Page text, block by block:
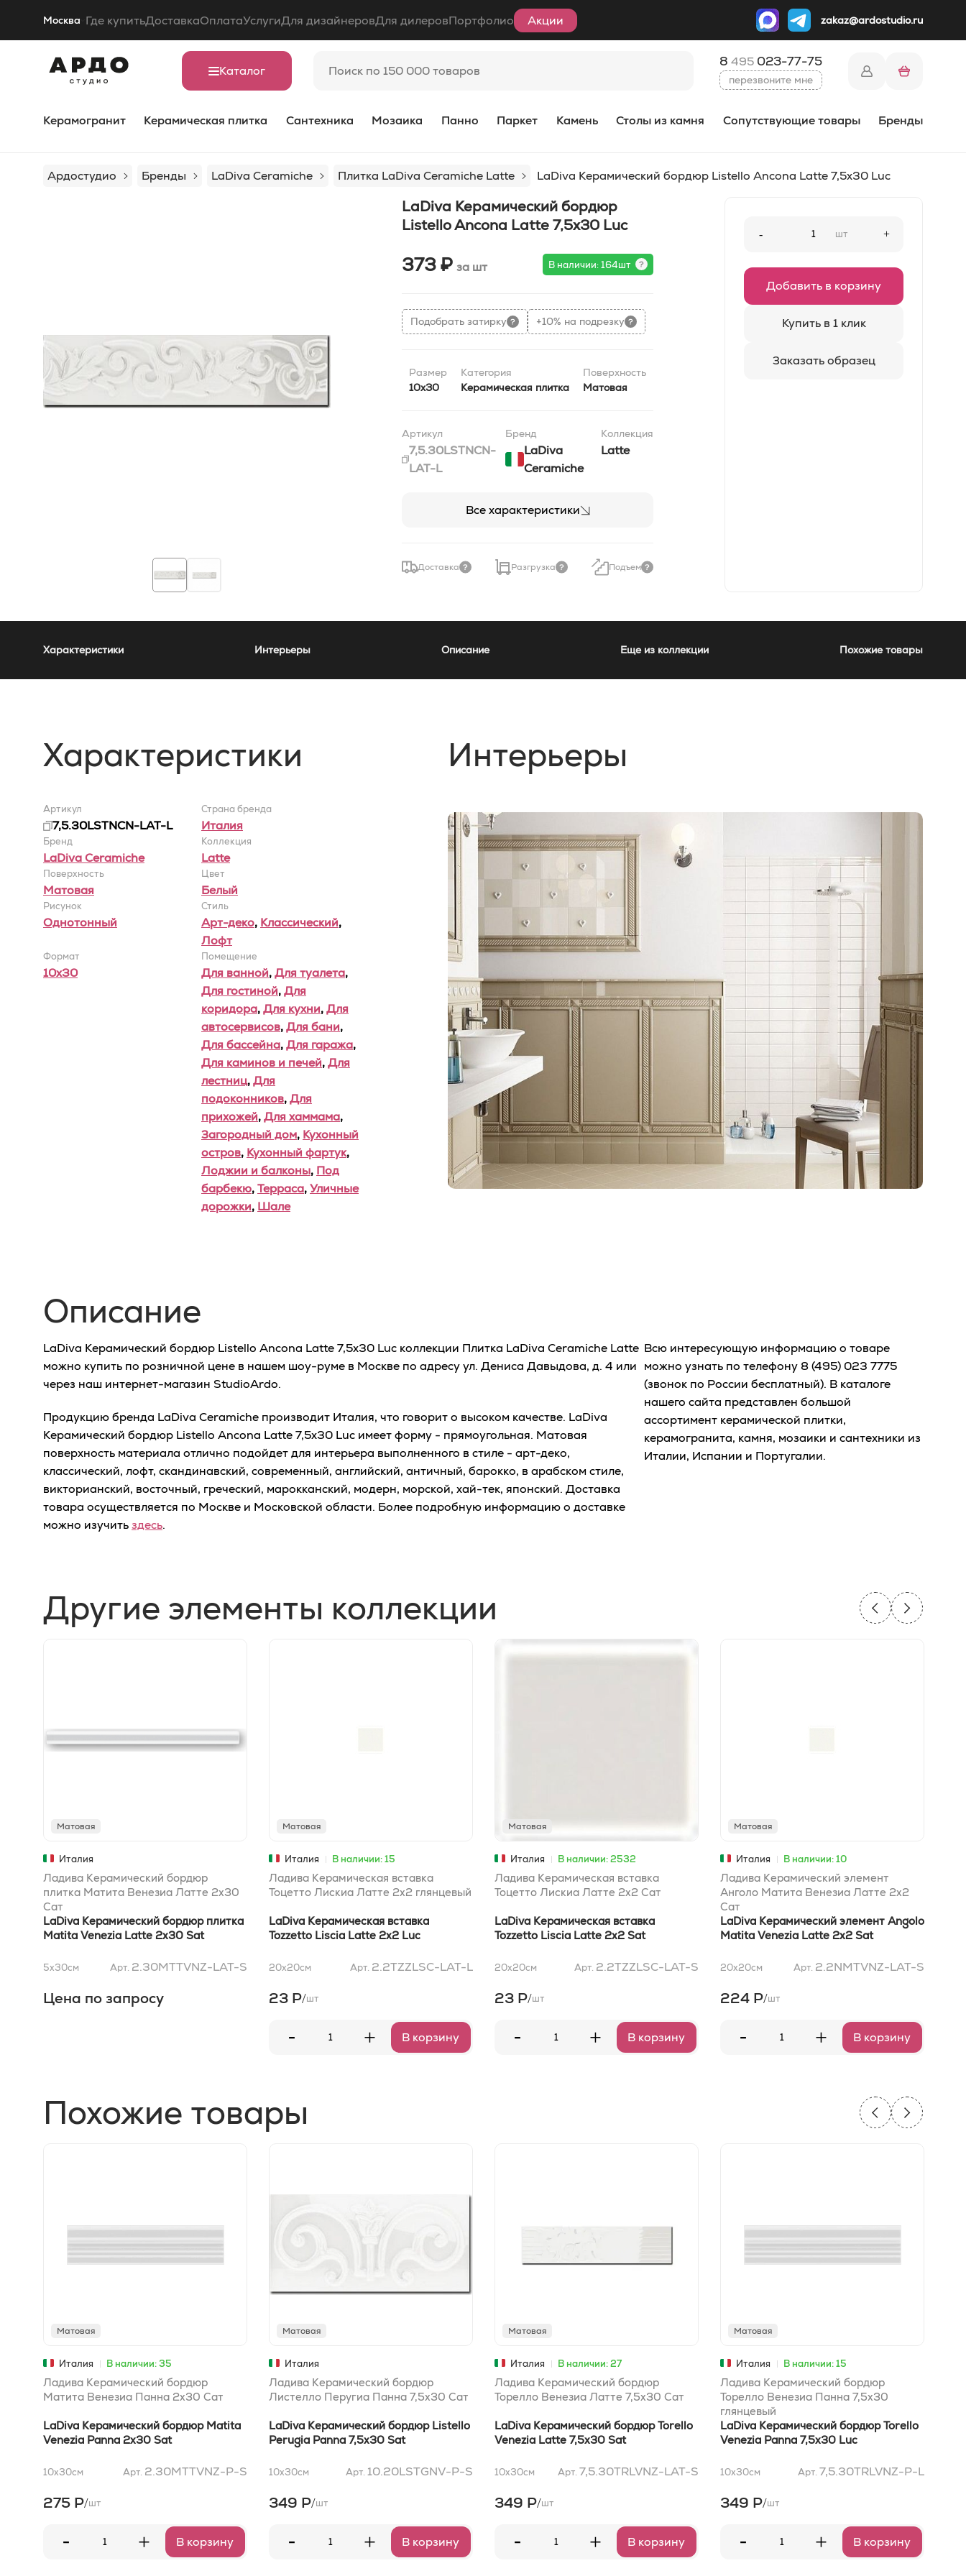
Москва Где купитьДоставкаОплатаУслугиДля дизайнеровДля дилеровПортфолио Акции zakaz@ardostudio.ru
Каталог
8 495 023-77-75
перезвоните мне
Керамогранит Керамическая плитка Сантехника Мозаика Панно Паркет Камень Столы из камня Сопутствующие товары Бренды
Ардостудио Бренды LaDiva Сeramiche Плитка LaDiva Сeramiche Latte LaDiva Керамический бордюр Listello Ancona Latte 7,5x30 Luc
LaDiva Керамический бордюр
Listello Ancona Latte 7,5x30 Luc
373 ₽ за шт В наличии: 164шт
Подобрать затирку +10% на подрезку
Размер
10x30
Категория
Керамическая плитка
Поверхность
Матовая
Артикул
7,5.30LSTNCN-
LAT-L
Бренд
LaDiva
Сeramiche
Коллекция
Latte
Все характеристики
Доставка Разгрузка Подъем
- шт +
Добавить в корзину
Купить в 1 клик
Заказать образец
Характеристики Интерьеры Описание Еще из коллекции Похожие товары
Характеристики
Артикул
7,5.30LSTNCN-LAT-L
Страна бренда
Италия
Бренд
LaDiva Сeramiche
Коллекция
Latte
Поверхность
Матовая
Цвет
Белый
Рисунок
Однотонный
Стиль
Арт-деко, Классический,
Лофт
Формат
10x30
Помещение
Для ванной,Для туалета,
Для гостиной,Для
коридора,Для кухни,Для
автосервисов,Для бани,
Для бассейна,Для гаража,
Для каминов и печей,Для
лестниц,Для
подоконников,Для
прихожей,Для хаммама,
Загородный дом, Кухонный
остров, Кухонный фартук,
Лоджии и балконы, Под
барбекю,Терраса,Уличные
дорожки, Шале
Интерьеры
Описание
LaDiva Керамический бордюр Listello Ancona Latte 7,5x30 Luc коллекции Плитка LaDiva Сeramiche Latte
можно купить по розничной цене в нашем шоу-руме в Москве по адресу ул. Дениса Давыдова, д. 4 или
через наш интернет-магазин StudioArdo.
Продукцию бренда LaDiva Сeramiche производит Италия, что говорит о высоком качестве. LaDiva
Керамический бордюр Listello Ancona Latte 7,5x30 Luc имеет форму - прямоугольная. Матовая
поверхность материала отлично подойдет для интерьера выполненного в стиле - арт-деко,
классический, лофт, скандинавский, современный, английский, античный, барокко, в арабском стиле,
викторианский, восточный, греческий, марокканский, модерн, морской, хай-тек, японский. Доставка
товара осуществляется по Москве и Московской области. Более подробную информацию о доставке
можно изучитьздесь.
Всю интересующую информацию о товаре
можно узнать по телефону 8 (495) 023 7775
(звонок по России бесплатный). В каталоге
нашего сайта представлен большой
ассортимент керамической плитки,
керамогранита, камня, мозаики и сантехники из
Италии, Испании и Португалии.
Другие элементы коллекции
Матовая
Италия
Ладива Керамический бордюр
плитка Матита Венезиа Латте 2x30
Сат
LaDiva Керамический бордюр плитка
Matita Venezia Latte 2x30 Sat
5x30см Арт. 2.30MTTVNZ-LAT-S
Цена по запросу
Матовая
Италия В наличии: 15
Ладива Керамическая вставка
Тоцетто Лискиа Латте 2x2 глянцевый
LaDiva Керамическая вставка
Tozzetto Liscia Latte 2x2 Luc
20x20см Арт. 2.2TZZLSC-LAT-L
23 Р/шт
- + В корзину
Матовая
Италия В наличии: 2532
Ладива Керамическая вставка
Тоцетто Лискиа Латте 2x2 Сат
LaDiva Керамическая вставка
Tozzetto Liscia Latte 2x2 Sat
20x20см Арт. 2.2TZZLSC-LAT-S
23 Р/шт
- + В корзину
Матовая
Италия В наличии: 10
Ладива Керамический элемент
Анголо Матита Венезиа Латте 2x2
Сат
LaDiva Керамический элемент Angolo
Matita Venezia Latte 2x2 Sat
20x20см Арт. 2.2NMTVNZ-LAT-S
224 Р/шт
- + В корзину
Похожие товары
Матовая
Италия В наличии: 35
Ладива Керамический бордюр
Матита Венезиа Панна 2x30 Сат
LaDiva Керамический бордюр Matita
Venezia Panna 2x30 Sat
10x30см Арт. 2.30MTTVNZ-P-S
275 Р/шт
- + В корзину
Матовая
Италия
Ладива Керамический бордюр
Листелло Перугиа Панна 7,5x30 Сат
LaDiva Керамический бордюр Listello
Perugia Panna 7,5x30 Sat
10x30см Арт. 10.20LSTGNV-P-S
349 Р/шт
- + В корзину
Матовая
Италия В наличии: 27
Ладива Керамический бордюр
Торелло Венезиа Латте 7,5x30 Сат
LaDiva Керамический бордюр Torello
Venezia Latte 7,5x30 Sat
10x30см Арт. 7,5.30TRLVNZ-LAT-S
349 Р/шт
- + В корзину
Матовая
Италия В наличии: 15
Ладива Керамический бордюр
Торелло Венезиа Панна 7,5x30
глянцевый
LaDiva Керамический бордюр Torello
Venezia Panna 7,5x30 Luc
10x30см Арт. 7,5.30TRLVNZ-P-L
349 Р/шт
- + В корзину